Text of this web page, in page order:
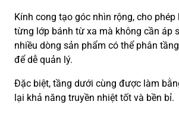
Kính cong tạo góc nhìn rộng, cho
từng lớp bánh từ xa mà không cần áp
nhiều dòng sản phẩm có thể phân
để dễ quản lý.
Đặc biệt, tầng dưới cùng được làm
lại khả năng truyền nhiệt tốt và bền bỉ.